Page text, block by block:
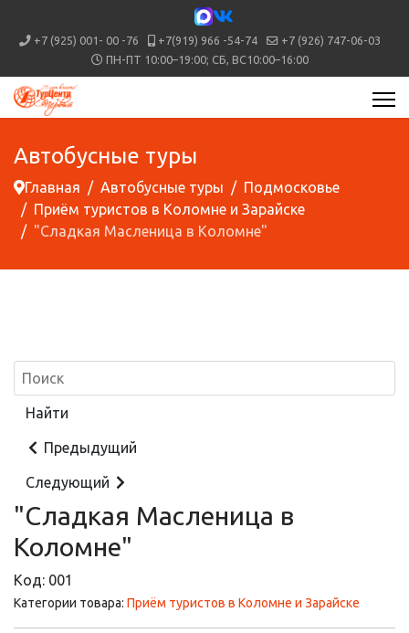
+7 (925) 001- 00 -76 +7(919) 966 -54-74
+7 (926) 747-06-03
ПН-ПТ 10:00–19:00; СБ, ВС10:00–16:00
Автобусные туры
Главная Автобусные туры
Подмосковье
Приём туристов в Коломне и Зарайске
"Сладкая Масленица в Коломне"
Предыдущий
Следующий
"Сладкая Масленица в
Коломне"
Код: 001
Категории товара: Приём туристов в Коломне и Зарайске